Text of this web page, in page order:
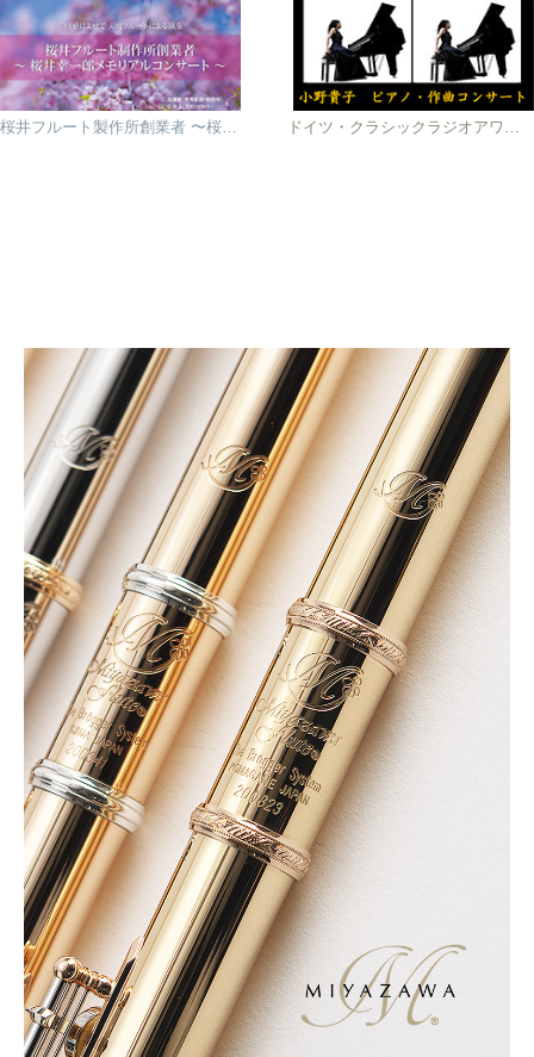
桜井フルート製作所創業者 〜桜井幸一郎メモリアルコンサート〜 ドイツ・クラシックラジオアワード 2015受賞記念 小野貴子 ピアノ・作曲コンサート